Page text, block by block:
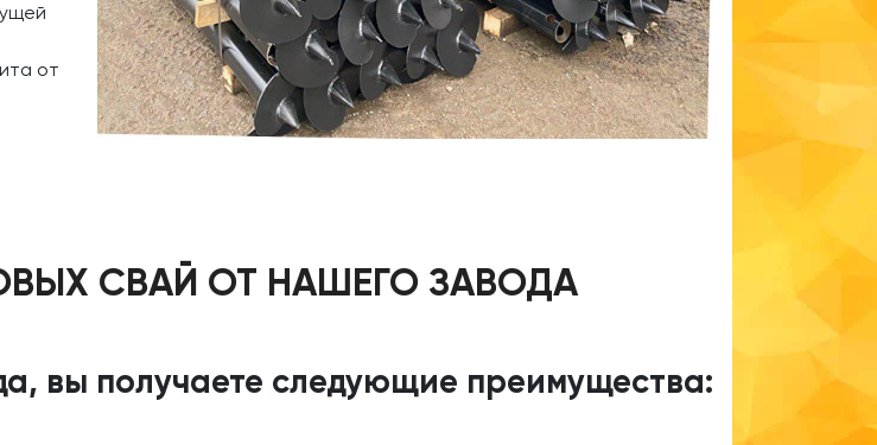
от
СВАЙ ОТ НАШЕГО ЗАВОДА
вы получаете следующие преимущества: